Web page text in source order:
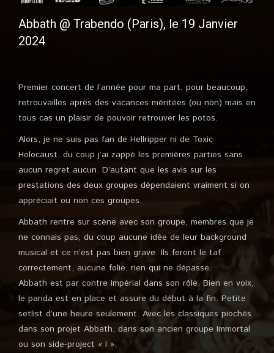
Abbath @ Trabendo (Paris), le 19 Janvier
2024
Premier concert de l’année pour ma part, pour beaucoup,
retrouvailles après des vacances méritées (ou non) mais en
tous cas un plaisir de pouvoir retrouver les potos.
Alors, je ne suis pas fan de Hellripper ni de Toxic
Holocaust, du coup j’ai zappé les premières parties sans
aucun regret aucun. D’autant que les avis sur les
prestations des deux groupes dépendaient vraiment si on
appréciait ou non ces groupes.
Abbath rentre sur scène avec son groupe, membres que je
ne connais pas, du coup aucune idée de leur background
musical et ce n’est pas bien grave. Ils feront le taf
correctement, aucune folie, rien qui ne dépasse.
Abbath est par contre impérial dans son rôle. Bien en voix,
le panda est en place et assure du début à la fin. Petite
setlist d’une heure seulement. Avec les classiques piochés
dans son projet Abbath, dans son ancien groupe Immortal
ou son side-project « I ».